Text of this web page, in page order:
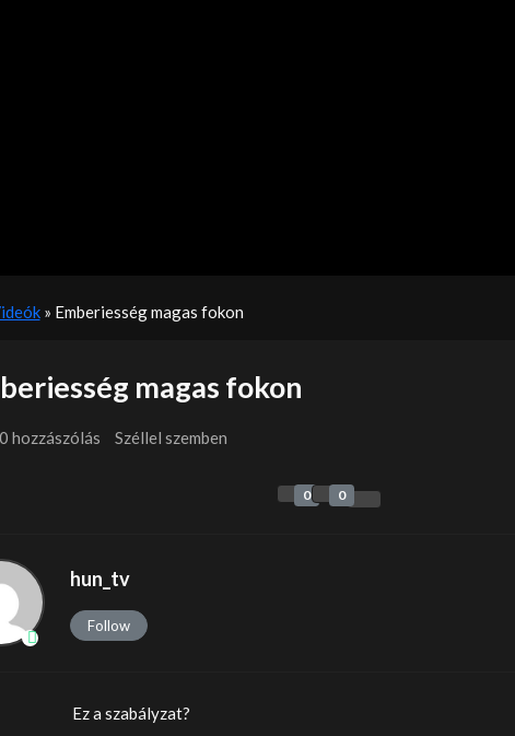
» Emberiesség magas fokon
magas fokon
0 hozzászólás Széllel szemben
0 0
hun_tv
Follow
Ez a szabályzat?